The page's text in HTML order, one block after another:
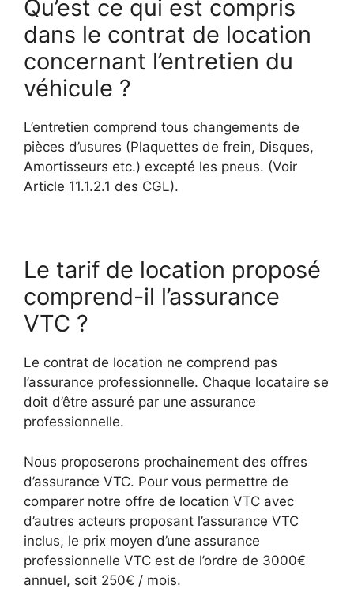
Qu’est ce qui est compris
dans le contrat de location
concernant l’entretien du
véhicule ?
L’entretien comprend tous changements de
pièces d’usures (Plaquettes de frein, Disques,
Amortisseurs etc.) excepté les pneus. (Voir
Article 11.1.2.1 des CGL).
Le tarif de location proposé
comprend-il l’assurance
VTC ?
Le contrat de location ne comprend pas
l’assurance professionnelle. Chaque locataire se
doit d’être assuré par une assurance
professionnelle.
Nous proposerons prochainement des offres
d’assurance VTC. Pour vous permettre de
comparer notre offre de location VTC avec
d’autres acteurs proposant l’assurance VTC
inclus, le prix moyen d’une assurance
professionnelle VTC est de l’ordre de 3000€
annuel, soit 250€ / mois.